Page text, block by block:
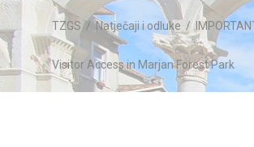
TZGS/Natječaji i odluke /
Visitor Access in Marjan Forest Park